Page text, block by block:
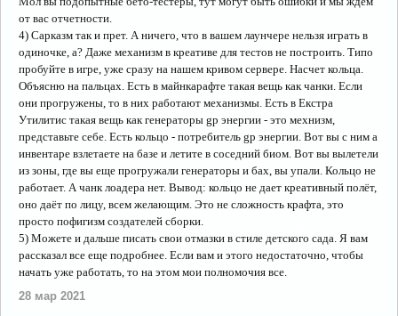
от вас отчетности.
4) Сарказм так и прет. А ничего, что в вашем лаунчере нельзя играть в
одиночке, а? Даже механизм в креативе для тестов не построить. Типо
пробуйте в игре, уже сразу на нашем кривом сервере. Насчет кольца.
Объясню на пальцах. Есть в майнкарафте такая вещь как чанки. Если
они прогружены, то в них работают механизмы. Есть в Екстра
Утилитис такая вещь как генераторы gp энергии - это мехнизм,
представьте себе. Есть кольцо - потребитель gp энергии. Вот вы с ним а
инвентаре взлетаете на базе и летите в соседний биом. Вот вы вылетели
из зоны, где вы еще прогружали генераторы и бах, вы упали. Кольцо не
работает. А чанк лоадера нет. Вывод: кольцо не дает креативный полёт,
оно даёт по лицу, всем желающим. Это не сложность крафта, это
просто пофигизм создателей сборки.
5) Можете и дальше писать свои отмазки в стиле детского сада. Я вам
рассказал все еще подробнее. Если вам и этого недостаточно, чтобы
начать уже работать, то на этом мои полномочия все.
28 мар 2021